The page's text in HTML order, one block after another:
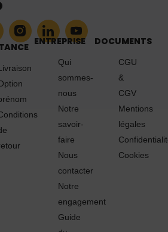
ENTREPRISE
Qui
sommes-
nous
Notre
savoir-
faire
Nous
contacter
Notre
engagement
Guide
DOCUMENTS
CGU
&
CGV
Mentions
légales
Cookies